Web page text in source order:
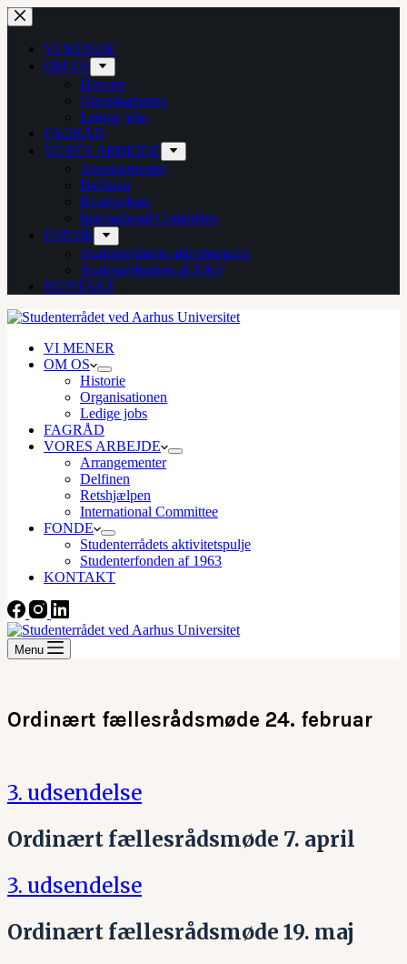
Fortsæt
til
indholdVI MENER
OM OS
Historie
Organisationen
Ledige jobs
FAGRÅD
VORES ARBEJDE
Arrangementer
Delfinen
Retshjælpen
International Committee
FONDE
Studenterrådets aktivitetspulje
Studenterfonden af 1963
KONTAKT
VI MENER
OM OS
Historie
Organisationen
Ledige jobs
FAGRÅD
VORES ARBEJDE
Arrangementer
Delfinen
Retshjælpen
International Committee
FONDE
Studenterrådets aktivitetspulje
Studenterfonden af 1963
KONTAKT
Menu
Ordinært fællesrådsmøde 24. februar
3. udsendelse
Ordinært fællesrådsmøde 7. april
3. udsendelse
Ordinært fællesrådsmøde 19. maj